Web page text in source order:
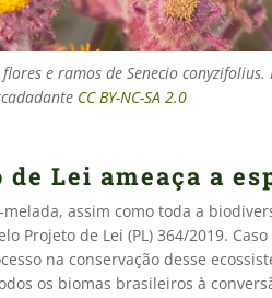
e ramos de Senecio
CC BY-NC-SA 2.0
de Lei ameaça a
assim como toda a
Projeto de Lei (PL) 364/2019.
na conservação desse
os biomas brasileiros à